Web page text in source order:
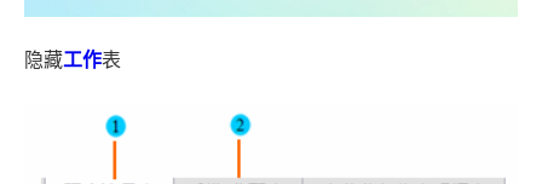
隐藏工作表